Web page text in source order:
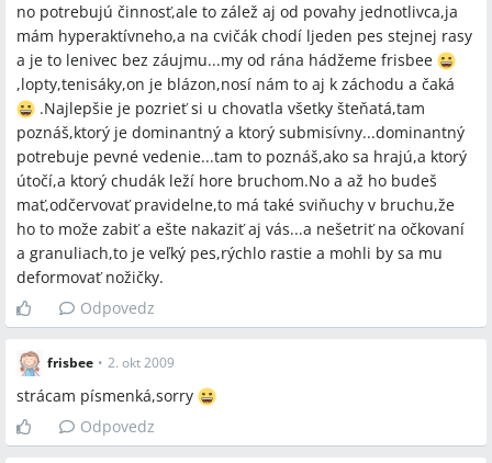
no potrebujú činnosť,ale to zálež aj od povahy jednotlivca,ja
mám hyperaktívneho,a na cvičák chodí ljeden pes stejnej rasy
a je to lenivec bez záujmu...my od rána hádžeme frisbee
,lopty,tenisáky,on je blázon,nosí nám to aj k záchodu a čaká
.Najlepšie je pozrieť si u chovatla všetky šteňatá,tam
poznáš,ktorý je dominantný a ktorý submisívny...dominantný
potrebuje pevné vedenie...tam to poznáš,ako sa hrajú,a ktorý
útočí,a ktorý chudák leží hore bruchom.No a až ho budeš
mať,odčervovať pravidelne,to má také sviňuchy v bruchu,že
ho to može zabiť a ešte nakaziť aj vás...a nešetriť na očkovaní
a granuliach,to je veľký pes,rýchlo rastie a mohli by sa mu
deformovať nožičky.
Odpovedz
frisbee • 2. okt 2009
strácam písmenká,sorry
Odpovedz